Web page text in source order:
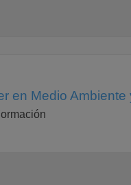
en Medio